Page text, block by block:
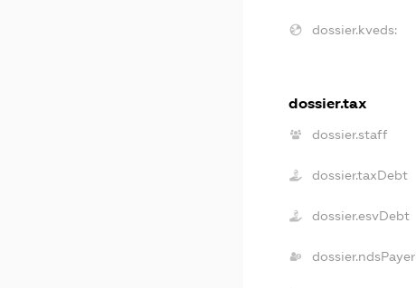
dossier.kveds:
dossier.tax
dossier.staff
dossier.taxDebt
dossier.esvDebt
dossier.ndsPayer